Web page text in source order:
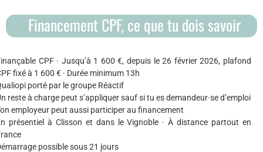
Financement CPF, ce que tu dois savoir
CPF · Jusqu’à 1 600 €, depuis le 26 février 2026, plafond
fixé à 1 600 € · Durée minimum 13h
porté par le groupe Réactif
reste à charge peut s’appliquer sauf si tu es demandeur·se d’emploi
employeur peut aussi participer au financement
présentiel à Clisson et dans le Vignoble · À distance partout en
possible sous 21 jours